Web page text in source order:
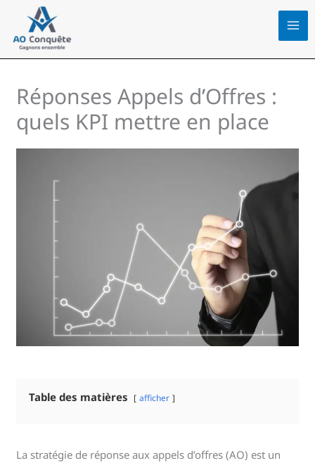
contenu
Réponses Appels d’Offres :
quels KPI mettre en place
Table des matières afficher
La stratégie de réponse aux appels d’offres (AO) est un